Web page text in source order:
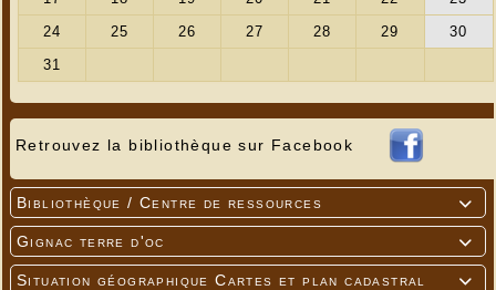
Retrouvez la bibliothèque sur Facebook

Bibliothèque / Centre de ressources

Gignac terre d'oc

Situation géographique Cartes et plan cadastral